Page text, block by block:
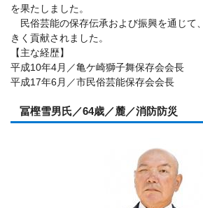
を果たしました。
民俗芸能の保存伝承および振興を通じて
きく貢献されました。
【主な経歴】
平成10年4月／亀ケ崎獅子舞保存会会長
平成17年6月／市民俗芸能保存会会長
冨樫雪男氏／64歳／麓／消防防災